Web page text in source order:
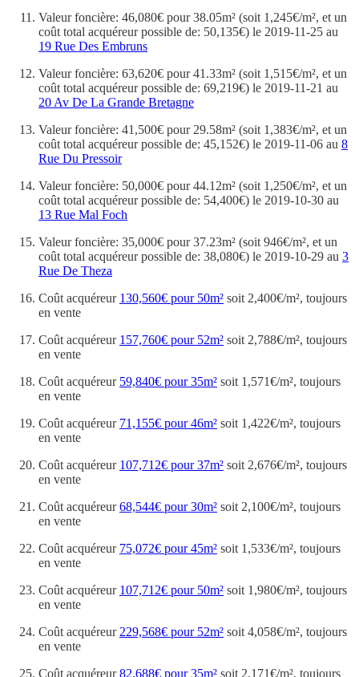
Valeur foncière: 46,080€ pour 38.05m² (soit 1,245€/m², et un
coût total acquéreur possible de: 50,135€) le 2019-11-25 au
19 Rue Des Embruns
Valeur foncière: 63,620€ pour 41.33m² (soit 1,515€/m², et un
coût total acquéreur possible de: 69,219€) le 2019-11-21 au
20 Av De La Grande Bretagne
Valeur foncière: 41,500€ pour 29.58m² (soit 1,383€/m², et un
coût total acquéreur possible de: 45,152€) le 2019-11-06 au 8
Rue Du Pressoir
Valeur foncière: 50,000€ pour 44.12m² (soit 1,250€/m², et un
coût total acquéreur possible de: 54,400€) le 2019-10-30 au
13 Rue Mal Foch
Valeur foncière: 35,000€ pour 37.23m² (soit 946€/m², et un
coût total acquéreur possible de: 38,080€) le 2019-10-29 au 3
Rue De Theza
Coût acquéreur 130,560€ pour 50m² soit 2,400€/m², toujours
en vente
Coût acquéreur 157,760€ pour 52m² soit 2,788€/m², toujours
en vente
Coût acquéreur 59,840€ pour 35m² soit 1,571€/m², toujours
en vente
Coût acquéreur 71,155€ pour 46m² soit 1,422€/m², toujours
en vente
Coût acquéreur 107,712€ pour 37m² soit 2,676€/m², toujours
en vente
Coût acquéreur68,544€ pour 30m² soit 2,100€/m², toujours
en vente
Coût acquéreur 75,072€ pour 45m² soit 1,533€/m², toujours
en vente
Coût acquéreur 107,712€ pour 50m² soit 1,980€/m², toujours
en vente
Coût acquéreur 229,568€ pour 52m² soit 4,058€/m², toujours
en vente
Coût acquéreur82,688€ pour 35m² soit 2,171€/m², toujours